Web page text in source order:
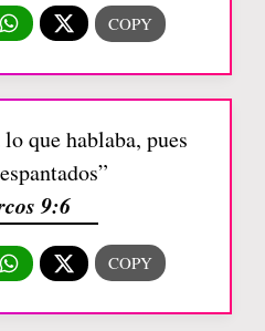
que hablaba, pues
9:6